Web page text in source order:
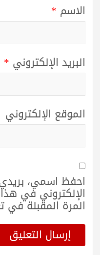
الاسم *
البريد الإلكتروني *
الموقع الإلكتروني
احفظ اسمي، بريدي
الإلكتروني في
المرة المقبلة في